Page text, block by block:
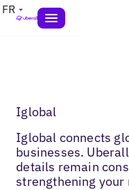
FR
Iglobal
Iglobal connects
businesses.
details remain
strengthening your